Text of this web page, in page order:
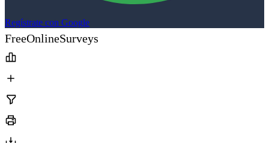
Regístrate con Google
FreeOnlineSurveys